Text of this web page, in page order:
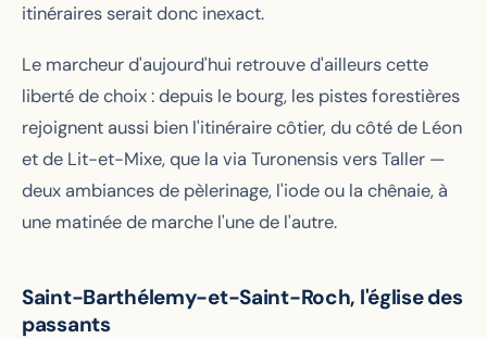
itinéraires serait donc inexact.
Le marcheur d'aujourd'hui retrouve d'ailleurs cette
liberté de choix : depuis le bourg, les pistes forestières
rejoignent aussi bien l'itinéraire côtier, du côté de Léon
et de Lit-et-Mixe, que la via Turonensis vers Taller —
deux ambiances de pèlerinage, l'iode ou la chênaie, à
une matinée de marche l'une de l'autre.
Saint-Barthélemy-et-Saint-Roch, l'église des
passants